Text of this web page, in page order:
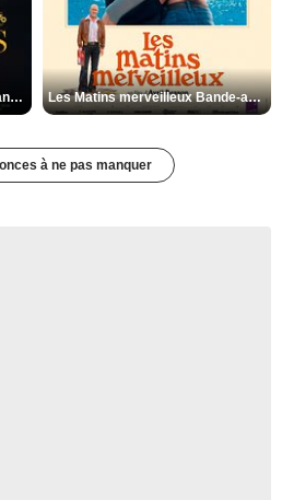
Les Silences de Riyad Bande-annonce VO STFR Les Matins merveilleux Bande-annonce VF
à ne pas manquer